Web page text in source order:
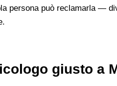
persona può reclamarla —
giusto a